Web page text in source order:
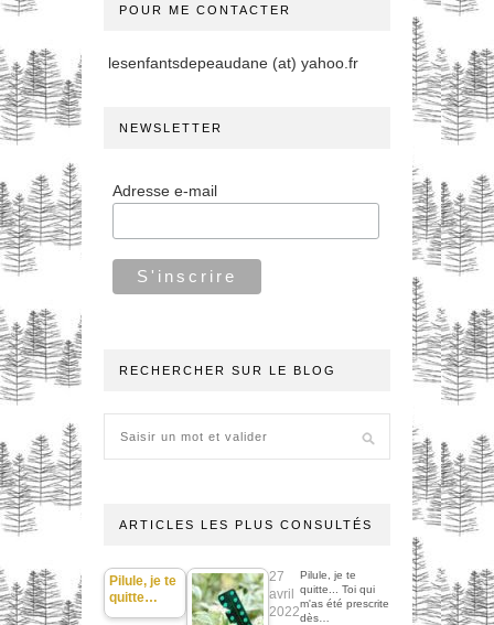
POUR ME CONTACTER
lesenfantsdepeaudane (at) yahoo.fr
NEWSLETTER
Adresse e-mail
RECHERCHER SUR LE BLOG
ARTICLES LES PLUS CONSULTÉS
Pilule, je te
quitte…
27
avril
2022
Pilule, je te
quitte... Toi qui
m'as été prescrite
dès…